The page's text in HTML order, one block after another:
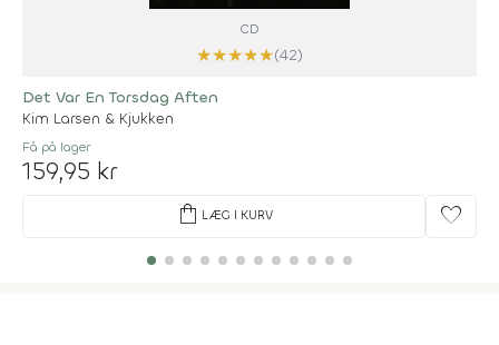
CD
★★★★★(42)
Det Var En Torsdag Aften
Kim Larsen & Kjukken
Få på lager
159,95 kr
shopping_bag LÆG I KURV favorite